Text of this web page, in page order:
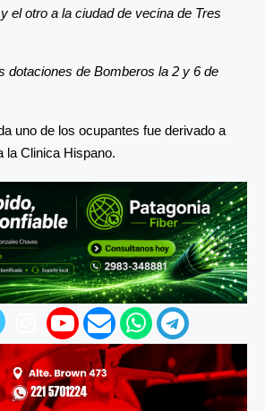
el otro a la ciudad de vecina de Tres
dotaciones de Bomberos la 2 y 6 de
uno de los ocupantes fue derivado a
la Clinica Hispano.